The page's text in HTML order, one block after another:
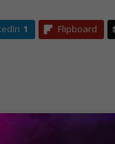
1 Flipboard